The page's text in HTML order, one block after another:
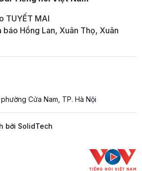
TUYẾT MAI
báo Hồng Lan, Xuân Thọ, Xuân
Cửa Nam, TP. Hà Nội
bởi SolidTech